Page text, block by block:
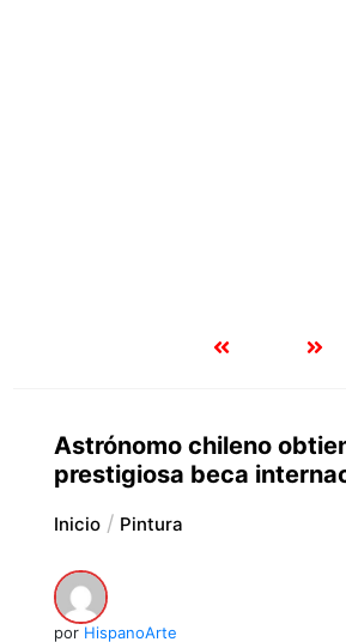
Astrónomo chileno
prestigiosa beca
Inicio Pintura
por HispanoArte